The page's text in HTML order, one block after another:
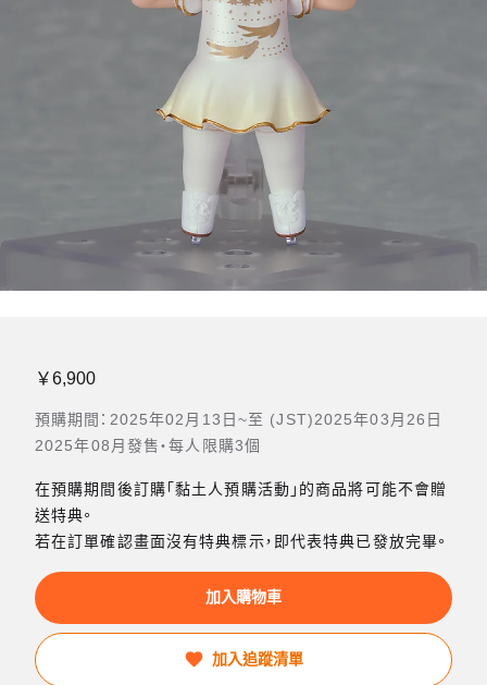
￥6,900
預購期間：2025年02月13日~至 (JST)2025年03月26日
2025年08月發售・每人限購3個
在預購期間後訂購「黏土人預購活動」的商品將可能不會贈
送特典。
若在訂單確認畫面沒有特典標示，即代表特典已發放完畢。
加入購物車
加入追蹤清單